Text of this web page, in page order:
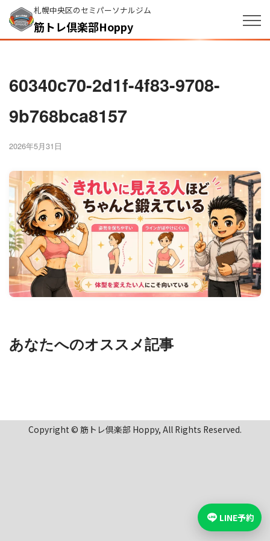
札幌中央区のセミパーソナルジム
筋トレ倶楽部Hoppy
60340c70-2d1f-4f83-9708-
9b768bca8157
2026年5月31日
あなたへのオススメ記事
Copyright © 筋トレ倶楽部 Hoppy, All Rights Reserved.
LINE予約